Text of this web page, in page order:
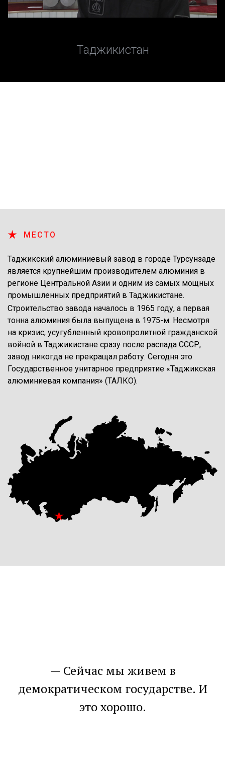
Таджикистан
МЕСТО
Таджикский алюминиевый завод в городе Турсунзаде
является крупнейшим производителем алюминия в
регионе Центральной Азии и одним из самых мощных
промышленных предприятий в Таджикистане.
Строительство завода началось в 1965 году, а первая
тонна алюминия была выпущена в 1975-м. Несмотря
на кризис, усугубленный кровопролитной гражданской
войной в Таджикистане сразу после распада СССР,
завод никогда не прекращал работу. Сегодня это
Государственное унитарное предприятие «Таджикская
алюминиевая компания» (ТАЛКО).
Сейчас мы живем в
демократическом государстве. И
это хорошо.